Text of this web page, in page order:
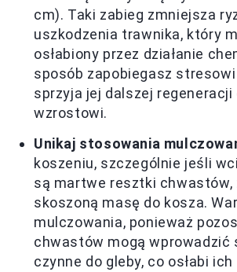
cm). Taki zabieg zmniejsza
uszkodzenia trawnika, który
osłabiony przez działanie
sposób zapobiegasz
sprzyja jej dalszej regeneracji
wzrostowi.
Unikaj stosowania
koszeniu, szczególnie jeśli
są martwe resztki chwastów,
skoszoną masę do kosza.
mulczowania, ponieważ
chwastów mogą wprowadzić
czynne do gleby, co osłabi ich